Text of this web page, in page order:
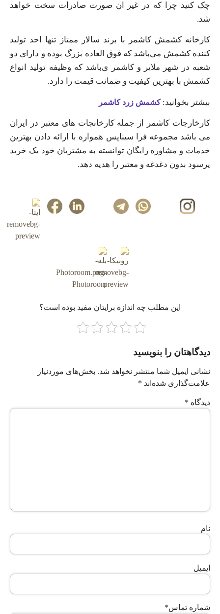
چک کنید چرا که در غیر ان صورت صادرات سخت خواهد
شد.
کارخانه کشمش کاشمر با برند سالار ممتاز تنها احد تولید
کننده کشمش می‌باشد که فوق العاده بزرگ بوده و دارای دو
شعبه در شهر ملایر و کاشمر ی‌باشد که وظیفه تولید انواع
کشمش با بهترین کیفیت و ضمانت قیمت را دارد.
بیشتر بخوانید:کشمش زرد کاشمر
کارخارجات کاشمر از جمله کارخانجات‌ های معتبر در ایران
می ‌باشد مجموعه فرا سیناپس همواره با ارائه دادن بهترین
خدمات و مشاوره رایگان توانسته به مشتریان خود یک خرید
پرسود بدون دغدغه و معتبر را هدیه دهد.
این مطلب چه‌ اندازه برایتان مفید بوده است؟
دیدگاهتان را بنویسید
نشانی ایمیل شما منتشر نخواهد شد. بخش‌های موردنیاز
علامت‌گذاری شده‌اند *
دیدگاه *
نام
ایمیل
شماره تماس*